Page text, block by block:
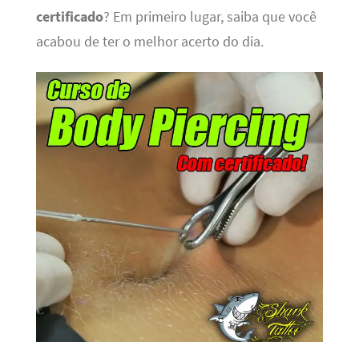
certificado? Em primeiro lugar, saiba que você
acabou de ter o melhor acerto do dia.